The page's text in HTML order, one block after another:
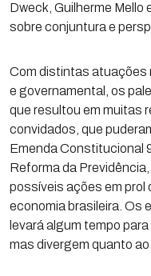
Dweck, Guilherme
sobre conjuntura e
Com distintas atuações
e governamental, os
que resultou em muitas
convidados, que
Emenda Constitucional
Reforma da
possíveis ações em prol
economia brasileira. Os
levará algum tempo
mas divergem quanto